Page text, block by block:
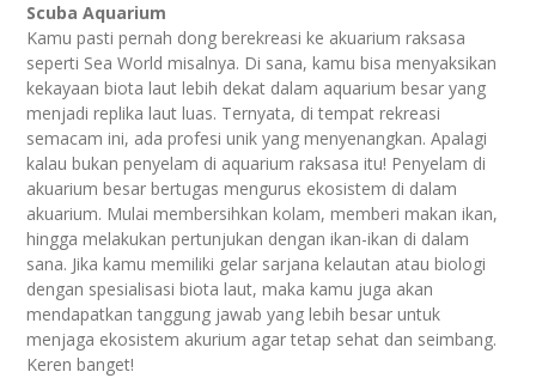
Scuba Aquarium
Kamu pasti pernah dong berekreasi ke akuarium raksasa
seperti Sea World misalnya. Di sana, kamu bisa menyaksikan
kekayaan biota laut lebih dekat dalam aquarium besar yang
menjadi replika laut luas. Ternyata, di tempat rekreasi
semacam ini, ada profesi unik yang menyenangkan. Apalagi
kalau bukan penyelam di aquarium raksasa itu! Penyelam di
akuarium besar bertugas mengurus ekosistem di dalam
akuarium. Mulai membersihkan kolam, memberi makan ikan,
hingga melakukan pertunjukan dengan ikan-ikan di dalam
sana. Jika kamu memiliki gelar sarjana kelautan atau biologi
dengan spesialisasi biota laut, maka kamu juga akan
mendapatkan tanggung jawab yang lebih besar untuk
menjaga ekosistem akurium agar tetap sehat dan seimbang.
Keren banget!